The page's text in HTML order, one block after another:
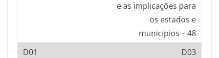
e as implicações para
os estados e
municípios – 48
D03